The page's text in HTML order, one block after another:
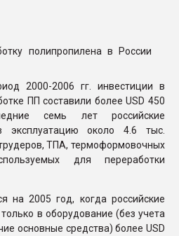
2000-2006 гг. инвестиции в
ПП составили более USD 450
семь лет российские
эксплуатацию около 4.6 тыс.
ТПА, термоформовочных
для переработки
на 2005 год, когда российские
в оборудование (без учета
основные средства) более USD